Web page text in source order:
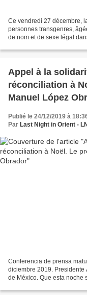
Ce vendredi 27 décembre,
personnes transgenres,
de nom et de sexe légal dans le registre
Appel à la
réconciliation à
Manuel López
Publié le 24/12/2019 à
Par Last Night in Orient -
Conferencia de prensa
diciembre 2019.
de México. Que esta noche